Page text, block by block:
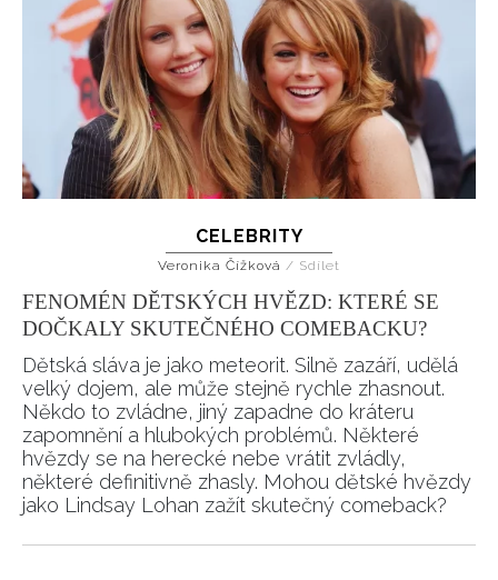
INFORMACE
REDAKCE
CELEBRITY
Veronika Čížková / Sdílet
FENOMÉN DĚTSKÝCH HVĚZD: KTERÉ SE
DOČKALY SKUTEČNÉHO COMEBACKU?
Dětská sláva je jako meteorit. Silně zazáří, udělá
velký dojem, ale může stejně rychle zhasnout.
Někdo to zvládne, jiný zapadne do kráteru
zapomnění a hlubokých problémů. Některé
hvězdy se na herecké nebe vrátit zvládly,
některé definitivně zhasly. Mohou dětské hvězdy
jako Lindsay Lohan zažít skutečný comeback?